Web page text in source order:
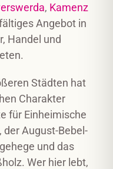
, Kamenz
Angebot in
Handel und
Städten hat
Charakter
für Einheimische
der August-Bebel-
und das
Wer hier lebt,